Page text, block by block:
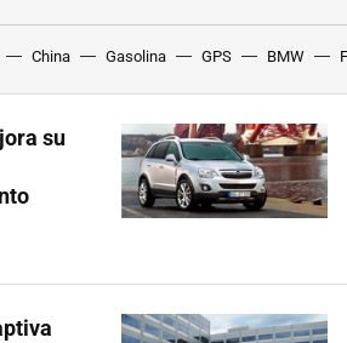
China Gasolina GPS BMW
su